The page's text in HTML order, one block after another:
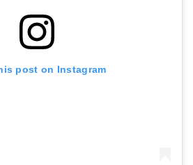
post on Instagram